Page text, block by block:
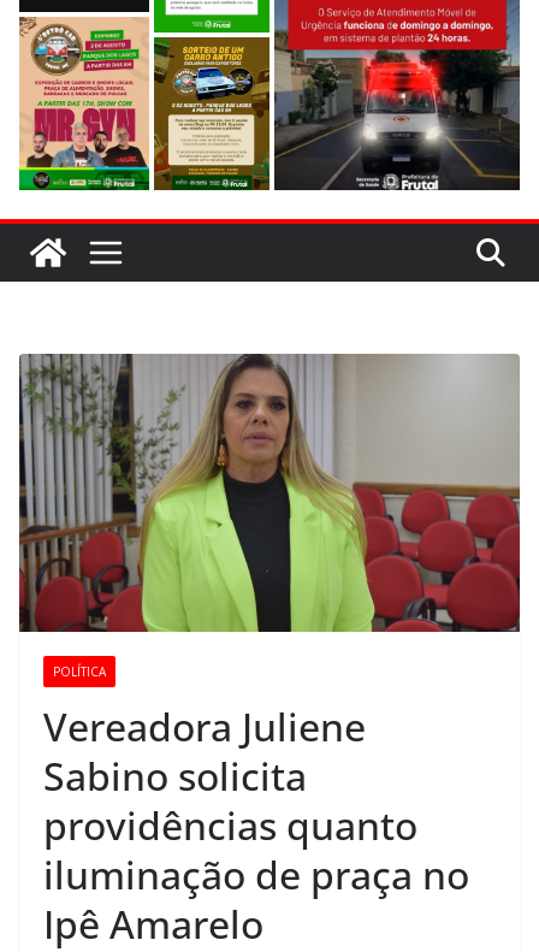
POLÍTICA
Vereadora Juliene
Sabino solicita
providências quanto
iluminação de praça no
Ipê Amarelo